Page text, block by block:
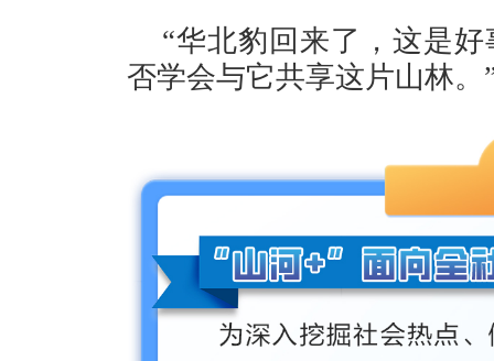
“华北豹回来了，这是
否学会与它共享这片山林。